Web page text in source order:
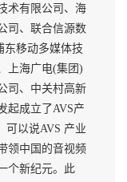
术有限公司、海
司、联合信源数
东移动多媒体技
上海广电(集团)
司、中关村高新
起成立了AVS产
可以说AVS 产业
领中国的音视频
个新纪元。此